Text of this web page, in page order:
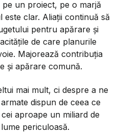
un proiect, pe o marjă
este clar. Aliații continuă să
pentru apărare și
de care planurile
Majorează contribuția
și apărare comună.
mai mult, ci despre a ne
dispun de ceea ce
aproape un miliard de
periculoasă.